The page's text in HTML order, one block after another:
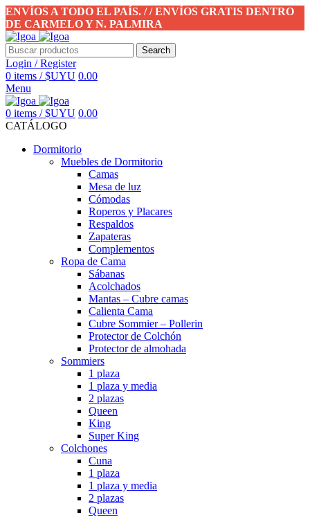
ENVÍOS A TODO EL PAÍS. / / ENVÍOS GRATIS DENTRO
DE CARMELO Y N. PALMIRA
Search
Login / Register
0 items / $UYU 0.00
Menu
0 items / $UYU 0.00
CATÁLOGO
Dormitorio
Muebles de Dormitorio
Camas
Mesa de luz
Cómodas
Roperos y Placares
Respaldos
Zapateras
Complementos
Ropa de Cama
Sábanas
Acolchados
Mantas – Cubre camas
Calienta Cama
Cubre Sommier – Pollerin
Protector de Colchón
Protector de almohada
Sommiers
1 plaza
1 plaza y media
2 plazas
Queen
King
Super King
Colchones
Cuna
1 plaza
1 plaza y media
2 plazas
Queen